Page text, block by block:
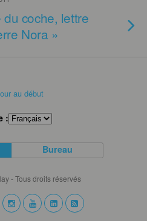
coche, lettre
Nora »
au début
:
Bureau
- Tous droits réservés